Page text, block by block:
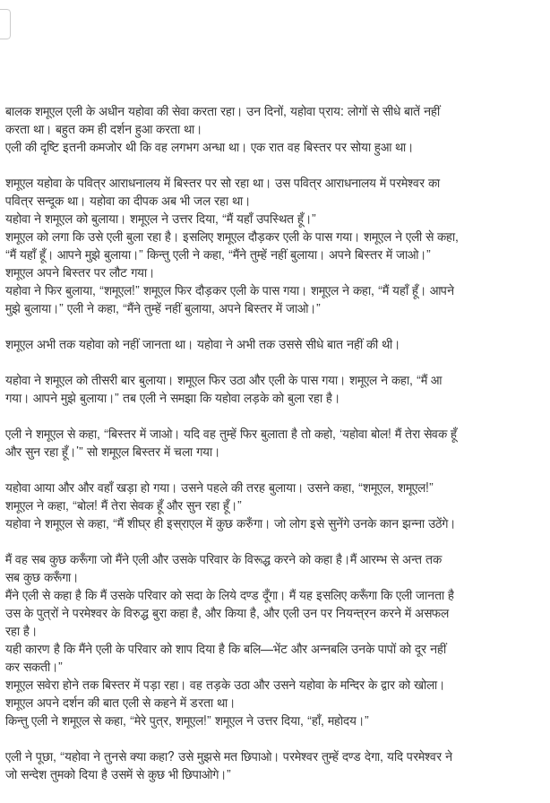
बालक शमूएल एली के अधीन यहोवा की सेवा करता रहा। उन दिनों, यहोवा प्राय: लोगों से सीधे बातें नहीं
करता था। बहुत कम ही दर्शन हुआ करता था।
एली की दृष्टि इतनी कमजोर थी कि वह लगभग अन्धा था। एक रात वह बिस्तर पर सोया हुआ था।
शमूएल यहोवा के पवित्र आराधनालय में बिस्तर पर सो रहा था। उस पवित्र आराधनालय में परमेश्वर का
पवित्र सन्दूक था। यहोवा का दीपक अब भी जल रहा था।
यहोवा ने शमूएल को बुलाया। शमूएल ने उत्तर दिया, “मैं यहाँ उपस्थित हूँ।”
शमूएल को लगा कि उसे एली बुला रहा है। इसलिए शमूएल दौड़कर एली के पास गया। शमूएल ने एली से कहा,
“मैं यहाँ हूँ। आपने मुझे बुलाया।” किन्तु एली ने कहा, “मैंने तुम्हें नहीं बुलाया। अपने बिस्तर में जाओ।”
शमूएल अपने बिस्तर पर लौट गया।
यहोवा ने फिर बुलाया, “शमूएल!” शमूएल फिर दौड़कर एली के पास गया। शमूएल ने कहा, “मैं यहाँ हूँ। आपने
मुझे बुलाया।” एली ने कहा, “मैंने तुम्हें नहीं बुलाया, अपने बिस्तर में जाओ।”
शमूएल अभी तक यहोवा को नहीं जानता था। यहोवा ने अभी तक उससे सीधे बात नहीं की थी।
यहोवा ने शमूएल को तीसरी बार बुलाया। शमूएल फिर उठा और एली के पास गया। शमूएल ने कहा, “मैं आ
गया। आपने मुझे बुलाया।” तब एली ने समझा कि यहोवा लड़के को बुला रहा है।
एली ने शमूएल से कहा, “बिस्तर में जाओ। यदि वह तुम्हें फिर बुलाता है तो कहो, ‘यहोवा बोल! मैं तेरा सेवक हूँ
और सुन रहा हूँ।’” सो शमूएल बिस्तर में चला गया।
यहोवा आया और और वहाँ खड़ा हो गया। उसने पहले की तरह बुलाया। उसने कहा, “शमूएल, शमूएल!”
शमूएल ने कहा, “बोल! मैं तेरा सेवक हूँ और सुन रहा हूँ।”
यहोवा ने शमूएल से कहा, “मैं शीघ्र ही इस्राएल में कुछ करुँगा। जो लोग इसे सुनेंगे उनके कान झन्ना उठेंगे।
मैं वह सब कुछ करूँगा जो मैंने एली और उसके परिवार के विरूद्ध करने को कहा है।मैं आरम्भ से अन्त तक
सब कुछ करूँगा।
मैंने एली से कहा है कि मैं उसके परिवार को सदा के लिये दण्ड दूँगा। मैं यह इसलिए करूँगा कि एली जानता है
उस के पुत्रों ने परमेश्वर के विरुद्ध बुरा कहा है, और किया है, और एली उन पर नियन्त्रन करने में असफल
रहा है।
यही कारण है कि मैंने एली के परिवार को शाप दिया है कि बलि—भेंट और अन्नबलि उनके पापों को दूर नहीं
कर सकती।”
शमूएल सवेरा होने तक बिस्तर में पड़ा रहा। वह तड़के उठा और उसने यहोवा के मन्दिर के द्वार को खोला।
शमूएल अपने दर्शन की बात एली से कहने में डरता था।
किन्तु एली ने शमूएल से कहा, “मेरे पुत्र, शमूएल!” शमूएल ने उत्तर दिया, “हाँ, महोदय।”
एली ने पूछा, “यहोवा ने तुनसे क्या कहा? उसे मुझसे मत छिपाओ। परमेश्वर तुम्हें दण्ड देगा, यदि परमेश्वर ने
जो सन्देश तुमको दिया है उसमें से कुछ भी छिपाओगे।”